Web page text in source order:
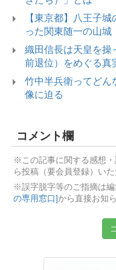
【東京都】八王子
った関東随一の山城
織田信長は天皇を操
前退位）をめぐる真
竹中半兵衛ってど
像に迫る
コメント欄
※この記事に関する感想
ら投稿（要会員登録）いた
※誤字脱字等のご指摘は編
の専用窓口]から直接お知